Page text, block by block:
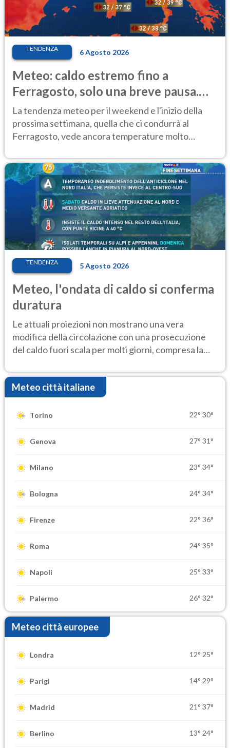
TENDENZA 6 Agosto 2026
Meteo: caldo estremo fino a
Ferragosto, solo una breve pausa.
Ecco dove
La tendenza meteo per il weekend e l'inizio della
prossima settimana, quella che ci condurrà al
Ferragosto, vede ancora temperature molto
TENDENZA 5 Agosto 2026
Meteo, l'ondata di caldo si conferma
duratura
Le attuali proiezioni non mostrano una vera
modifica della circolazione con una prosecuzione
del caldo fuori scala per molti giorni, compresa la
Meteo città italiane
Torino 22° 30°
Genova 27° 31°
Milano 23° 34°
Bologna 24° 34°
Firenze 22° 36°
Roma 24° 35°
Napoli 25° 33°
Palermo 26° 32°
Meteo città europee
Londra 12° 25°
Parigi 14° 29°
Madrid 21° 37°
Berlino 13° 24°